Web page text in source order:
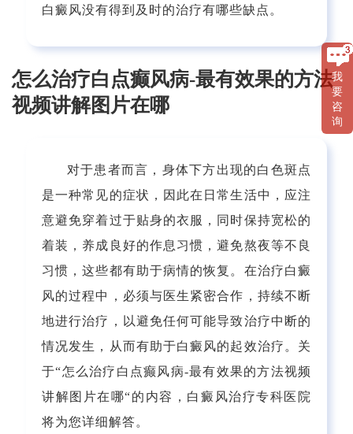
白癜风没有得到及时的治疗有哪些缺点。
怎么治疗白点癫风病-最有效果的方法
视频讲解图片在哪
对于患者而言，身体下方出现的白色斑点
是一种常见的症状，因此在日常生活中，应注
意避免穿着过于贴身的衣服，同时保持宽松的
着装，养成良好的作息习惯，避免熬夜等不良
习惯，这些都有助于病情的恢复。在治疗白癜
风的过程中，必须与医生紧密合作，持续不断
地进行治疗，以避免任何可能导致治疗中断的
情况发生，从而有助于白癜风的起效治疗。关
于“怎么治疗白点癫风病-最有效果的方法视频
讲解图片在哪“的内容，白癜风治疗专科医院
将为您详细解答。
我
要
咨
询